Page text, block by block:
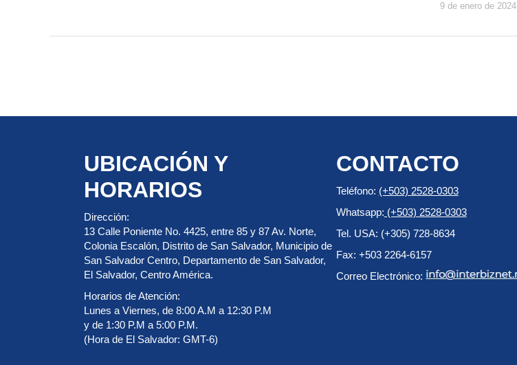
9 de enero de 2024
UBICACIÓN Y
HORARIOS
Dirección:
13 Calle Poniente No. 4425, entre 85 y 87 Av. Norte,
Colonia Escalón, Distrito de San Salvador, Municipio de
San Salvador Centro, Departamento de San Salvador,
El Salvador, Centro América.
Horarios de Atención:
Lunes a Viernes, de 8:00 A.M a 12:30 P.M
y de 1:30 P.M a 5:00 P.M.
(Hora de El Salvador: GMT-6)
CONTACTO
Teléfono: (+503) 2528-0303
Whatsapp: (+503) 2528-0303
Tel. USA: (+305) 728-8634
Fax: +503 2264-6157
Correo Electrónico: